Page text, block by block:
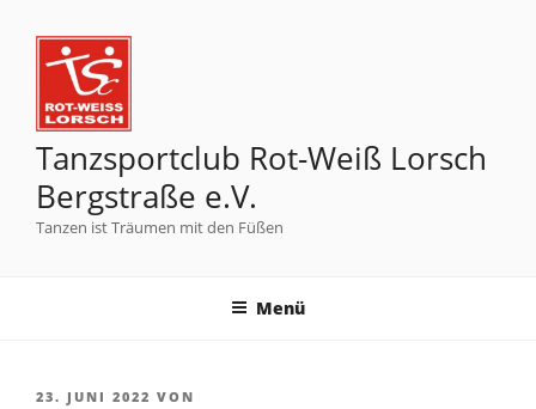
Tanzsportclub Rot-Weiß Lorsch
Bergstraße e.V.
Tanzen ist Träumen mit den Füßen
Menü
23. JUNI 2022 VON